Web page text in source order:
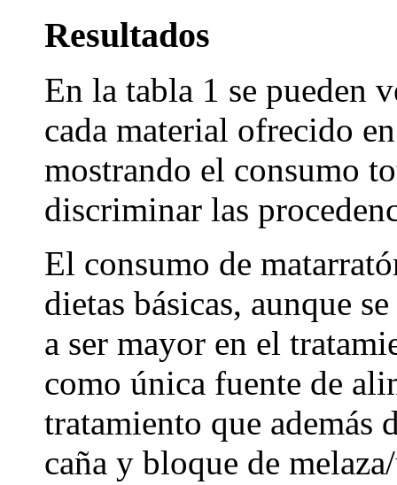
Resultados
En la tabla 1 se pueden
cada material ofrecido
mostrando el consumo
discriminar las
El consumo de
dietas básicas, aunque
a ser mayor en el
como única fuente de
tratamiento que además
caña y bloque de